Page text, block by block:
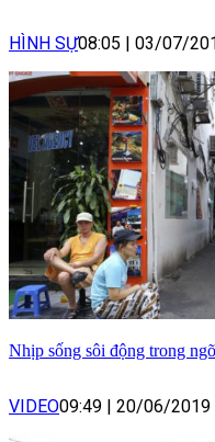
HÌNH SỰ08:05 | 03/07/
Nhịp sống sôi động trong
VIDEO09:49 20/06/2019